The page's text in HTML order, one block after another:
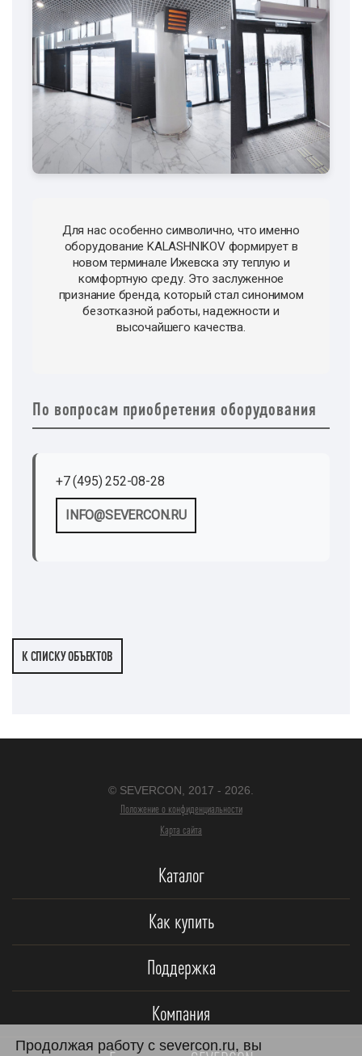
Для нас особенно символично, что именно
оборудование KALASHNIKOV формирует в
новом терминале Ижевска эту теплую и
комфортную среду. Это заслуженное
признание бренда, который стал синонимом
безотказной работы, надежности и
высочайшего качества.
По вопросам приобретения оборудования
+7 (495) 252-08-28
INFO@SEVERCON.RU
К СПИСКУ ОБЪЕКТОВ
© SEVERCON, 2017 - 2026.
Положение о конфиденциальности
Карта сайта
Каталог
Как купить
Поддержка
Компания
Продолжая работу с severcon.ru, вы